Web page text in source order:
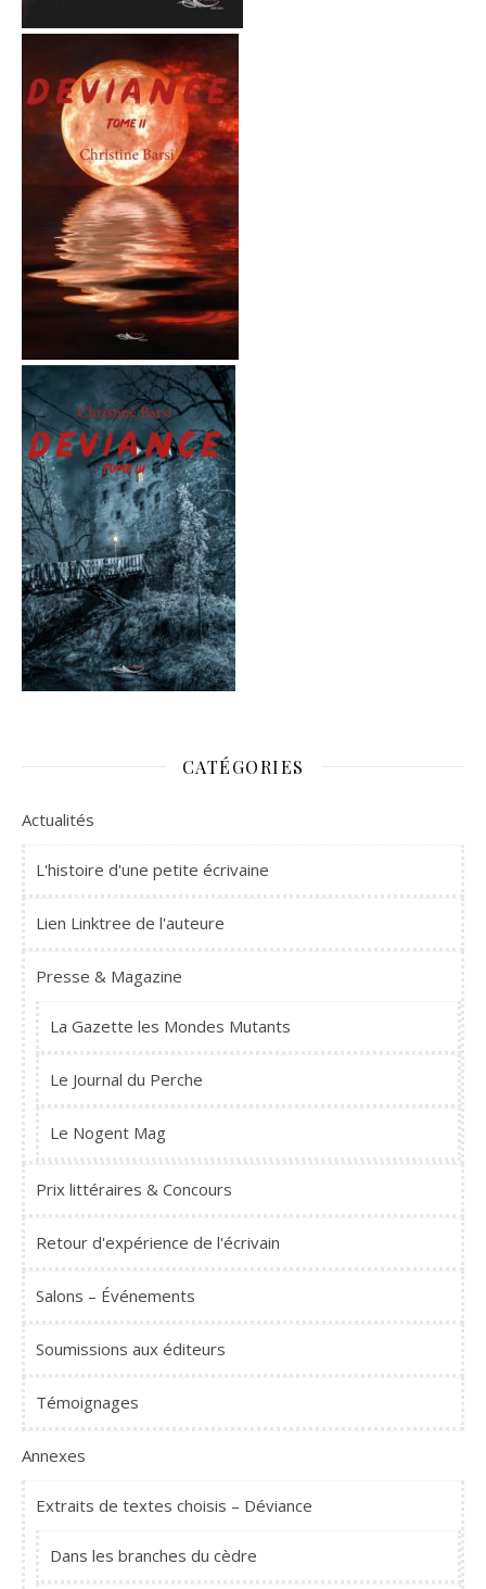
CATÉGORIES
Actualités
L'histoire d'une petite écrivaine
Lien Linktree de l'auteure
Presse & Magazine
La Gazette les Mondes Mutants
Le Journal du Perche
Le Nogent Mag
Prix littéraires & Concours
Retour d'expérience de l'écrivain
Salons – Événements
Soumissions aux éditeurs
Témoignages
Annexes
Extraits de textes choisis – Déviance
Dans les branches du cèdre